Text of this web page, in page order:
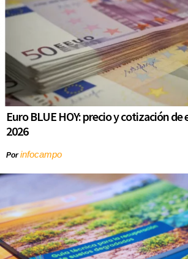
Euro BLUE HOY: precio y cotización de
2026
Porinfocampo